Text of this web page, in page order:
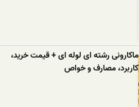
ماکارونی رشته ای لوله ای + قیمت خرید،
کاربرد، مصارف و خواص